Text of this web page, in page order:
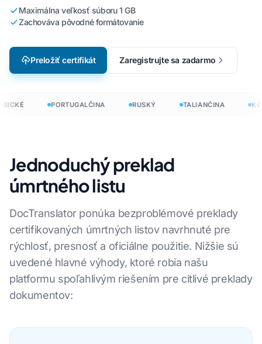
Maximálna veľkosť súboru 1 GB
Zachováva pôvodné formátovanie
Preložiť certifikát Zaregistrujte sa zadarmo
PORTUGALČINA RUSKÝ TALIANČINA
Jednoduchý preklad
úmrtného listu
DocTranslator ponúka bezproblémové preklady
certifikovaných úmrtných listov navrhnuté pre
rýchlosť, presnosť a oficiálne použitie. Nižšie sú
uvedené hlavné výhody, ktoré robia našu
platformu spoľahlivým riešením pre citlivé preklady
dokumentov: